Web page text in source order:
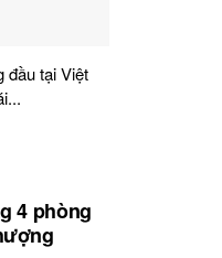
đầu tại Việt
4 phòng